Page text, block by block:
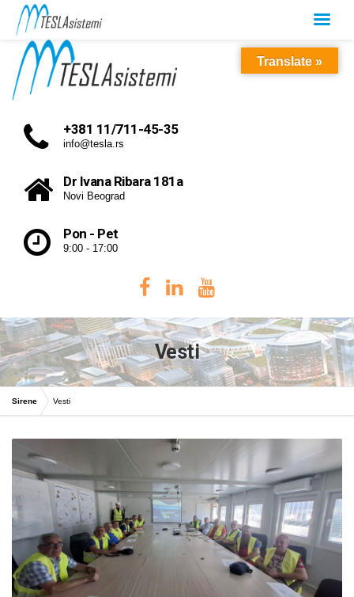
+381 11/711-45-35
info@tesla.rs
Dr Ivana Ribara 181a
Novi Beograd
Pon - Pet
9:00 - 17:00
Vesti
Sirene Vesti
Translate »